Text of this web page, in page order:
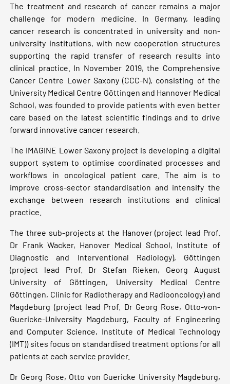
The treatment and research of cancer remains a major
challenge for modern medicine. In Germany, leading
cancer research is concentrated in university and non-
university institutions, with new cooperation structures
supporting the rapid transfer of research results into
clinical practice. In November 2019, the Comprehensive
Cancer Centre Lower Saxony (CCC-N), consisting of the
University Medical Centre Göttingen and Hannover Medical
School, was founded to provide patients with even better
care based on the latest scientific findings and to drive
forward innovative cancer research.
The IMAGINE Lower Saxony project is developing a digital
support system to optimise coordinated processes and
workflows in oncological patient care. The aim is to
improve cross-sector standardisation and intensify the
exchange between research institutions and clinical
practice.
The three sub-projects at the Hanover (project lead Prof.
Dr Frank Wacker, Hanover Medical School, Institute of
Diagnostic and Interventional Radiology), Göttingen
(project lead Prof. Dr Stefan Rieken, Georg August
University of Göttingen, University Medical Centre
Göttingen, Clinic for Radiotherapy and Radiooncology) and
Magdeburg (project lead Prof. Dr Georg Rose, Otto-von-
Guericke-University Magdeburg, Faculty of Engineering
and Computer Science, Institute of Medical Technology
(IMT)) sites focus on standardised treatment options for all
patients at each service provider.
Dr Georg Rose, Otto von Guericke University Magdeburg,